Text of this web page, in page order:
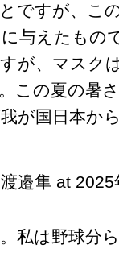
ですが、こ
与えたもの
が、マスク
この夏の暑
が国日本か
邉隼 at
私は野球分